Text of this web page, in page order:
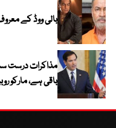
بالی ووڈ کے
مذاکرات درست
باقی ہے، مارکو